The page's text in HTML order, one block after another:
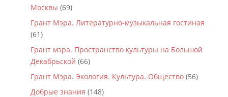
Москвы (69)
Грант Мэра. Литературно-музыкальная гостиная
(61)
Грант мэра. Пространство культуры на Большой
Декабрьской (66)
Грант Мэра. Экология. Культура. Общество(56)
Добрые знания (148)